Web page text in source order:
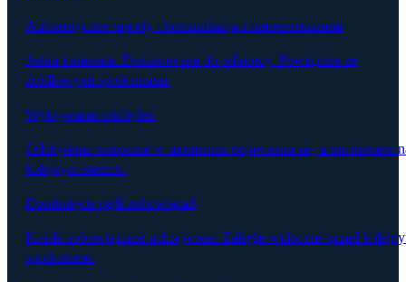
Automatyczne raporty i komunikacja z interesariuszami
Jedna komenda. Dostosowane do odbiorcy. Powiązane ze
źródłowymi spotkaniami.
Wykrywanie odchyleń
Odchylenia widoczne w momencie pojawienia się, a nie dopiero
kolejnym steerco.
Domknięcie pętli zobowiązań
Każde zobowiązanie uchwycone. Zaległe widoczne przed
spotkaniem.